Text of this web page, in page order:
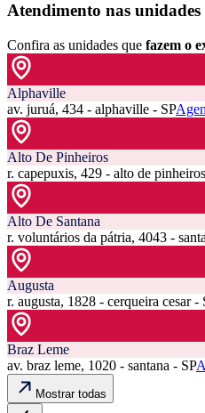
Atendimento nas unidades
Confira as unidades que fazem o
Alphaville
av. juruá, 434 - alphaville - SP
Alto De Pinheiros
r. capepuxis, 429 - alto de
Alto De Santana
r. voluntários da pátria, 4043 -
Augusta
r. augusta, 1828 - cerqueira cesar -
Braz Leme
av. braz leme, 1020 - santana - SP
Mostrar todas